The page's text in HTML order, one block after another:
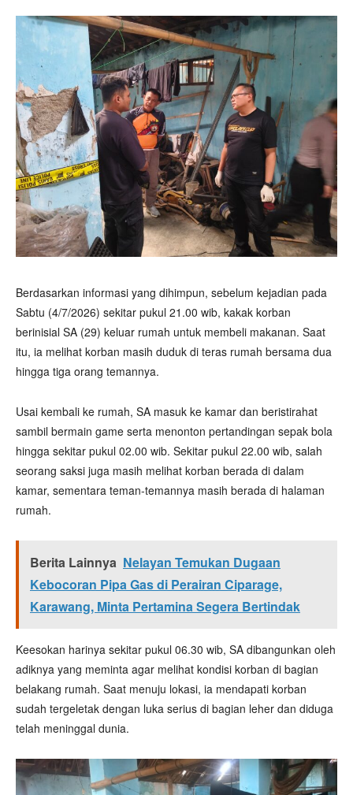
Berdasarkan informasi yang dihimpun, sebelum kejadian pada
Sabtu (4/7/2026) sekitar pukul 21.00 wib, kakak korban
berinisial SA (29) keluar rumah untuk membeli makanan. Saat
itu, ia melihat korban masih duduk di teras rumah bersama dua
hingga tiga orang temannya.
Usai kembali ke rumah, SA masuk ke kamar dan beristirahat
sambil bermain game serta menonton pertandingan sepak bola
hingga sekitar pukul 02.00 wib. Sekitar pukul 22.00 wib, salah
seorang saksi juga masih melihat korban berada di dalam
kamar, sementara teman-temannya masih berada di halaman
rumah.
Berita Lainnya Nelayan Temukan Dugaan
Kebocoran Pipa Gas di Perairan Ciparage,
Karawang, Minta Pertamina Segera Bertindak
Keesokan harinya sekitar pukul 06.30 wib, SA dibangunkan oleh
adiknya yang meminta agar melihat kondisi korban di bagian
belakang rumah. Saat menuju lokasi, ia mendapati korban
sudah tergeletak dengan luka serius di bagian leher dan diduga
telah meninggal dunia.